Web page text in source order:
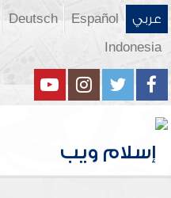
عربي Español
Deutsch
Indonesia